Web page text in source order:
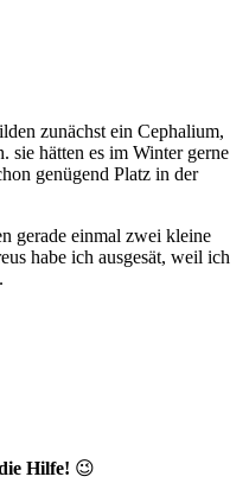
zunächst ein Cephalium,
sie hätten es im Winter gerne
genügend Platz in der
gerade einmal zwei kleine
habe ich ausgesät, weil ich
Hilfe! 😉